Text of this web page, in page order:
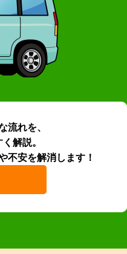
流れを、
解説。
不安を解消します！